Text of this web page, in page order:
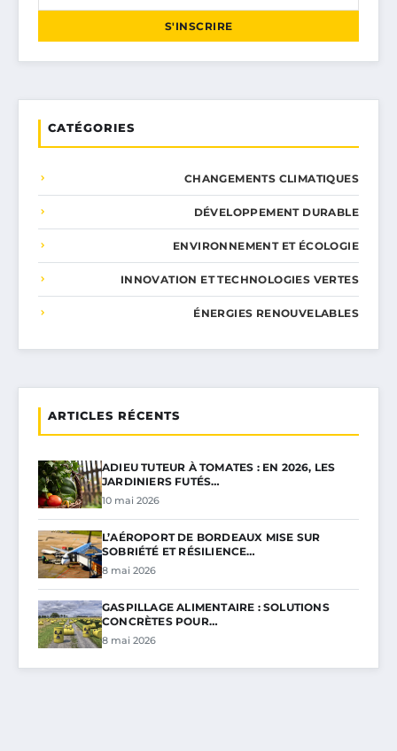
S'INSCRIRE
CATÉGORIES
CHANGEMENTS CLIMATIQUES
DÉVELOPPEMENT DURABLE
ENVIRONNEMENT ET ÉCOLOGIE
INNOVATION ET TECHNOLOGIES VERTES
ÉNERGIES RENOUVELABLES
ARTICLES RÉCENTS
ADIEU TUTEUR À TOMATES : EN 2026, LES
JARDINIERS FUTÉS…
10 mai 2026
L’AÉROPORT DE BORDEAUX MISE SUR
SOBRIÉTÉ ET RÉSILIENCE…
8 mai 2026
GASPILLAGE ALIMENTAIRE : SOLUTIONS
CONCRÈTES POUR…
8 mai 2026